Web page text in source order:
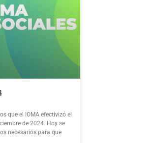
que el IOMA efectivizó el
de 2024. Hoy se
necesarios para que